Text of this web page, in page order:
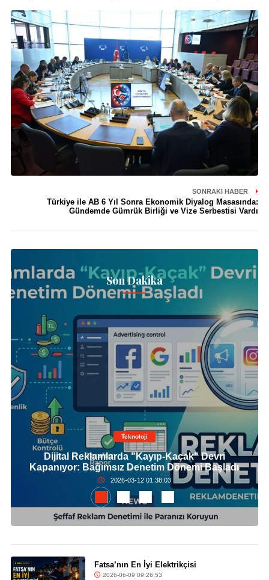
SONRAKI HABER
Türkiye ile AB 6 Yıl Sonra Ekonomik Diyalog Masasında:
Gündemde Gümrük Birliği ve Vize Serbestisi Vardı
Son Dakika
Teknoloji
Dijital Reklamlarda "Kayıp-Kaçak" Devri
Kapanıyor: Bağımsız Denetim Dönemi Başladı
2026-03-12 01:38:03
Fatsa’nın En İyi Elektrikçisi
2026-06-09 09:26:53